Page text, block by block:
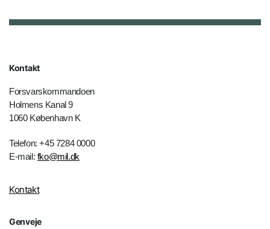
Kontakt
Forsvarskommandoen
Holmens Kanal 9
1060 København K
Telefon: +45 7284 0000
E-mail: fko@mil.dk
Kontakt
Genveje